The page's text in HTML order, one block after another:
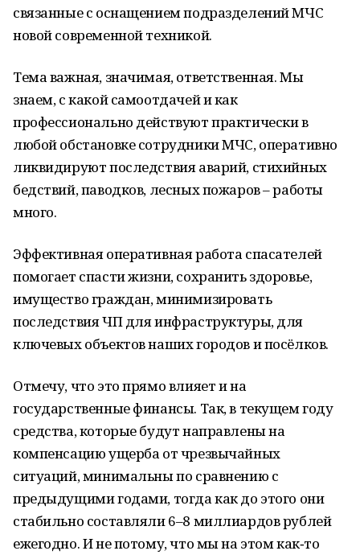
связанные с оснащением подразделений МЧС
новой современной техникой.
Тема важная, значимая, ответственная. Мы
знаем, с какой самоотдачей и как
профессионально действуют практически в
любой обстановке сотрудники МЧС, оперативно
ликвидируют последствия аварий, стихийных
бедствий, паводков, лесных пожаров – работы
много.
Эффективная оперативная работа спасателей
помогает спасти жизни, сохранить здоровье,
имущество граждан, минимизировать
последствия ЧП для инфраструктуры, для
ключевых объектов наших городов и посёлков.
Отмечу, что это прямо влияет и на
государственные финансы. Так, в текущем году
средства, которые будут направлены на
компенсацию ущерба от чрезвычайных
ситуаций, минимальны по сравнению с
предыдущими годами, тогда как до этого они
стабильно составляли 6–8 миллиардов рублей
ежегодно. И не потому, что мы на этом как‑то